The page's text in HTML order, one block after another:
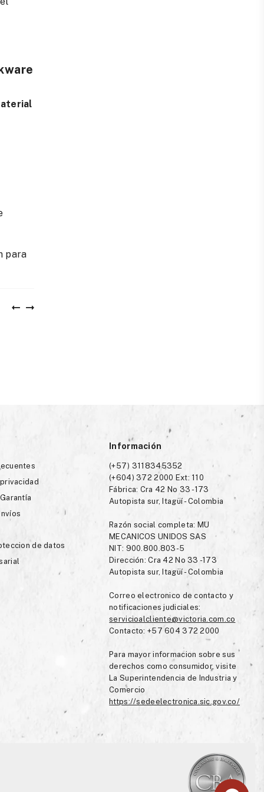
para
de datos
Información
(+57) 3118345352
(+604) 372 2000 Ext: 110
Fábrica: Cra 42 No 33 -173
Autopista sur, Itagüí - Colombia
Razón social completa: MU
MECANICOS UNIDOS SAS
NIT: 900.800.803-5
Dirección: Cra 42 No 33 -173
Autopista sur, Itagüí - Colombia
Correo electronico de contacto y
notificaciones judiciales:
servicioalcliente@victoria.com.co
Contacto: +57 604 372 2000
Para mayor informacion sobre sus
derechos como consumidor, visite
La Superintendencia de Industria y
Comercio
https://sedeelectronica.sic.gov.co/